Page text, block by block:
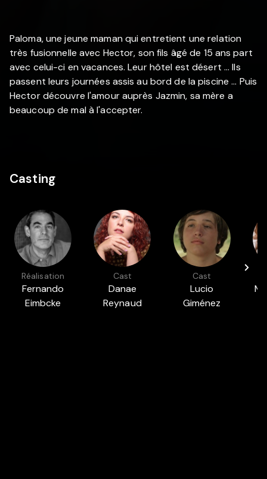
Paloma, une jeune maman qui entretient une relation
très fusionnelle avec Hector, son fils âgé de 15 ans part
avec celui-ci en vacances. Leur hôtel est désert ... Ils
passent leurs journées assis au bord de la piscine ... Puis
Hector découvre l'amour auprès Jazmin, sa mère a
beaucoup de mal à l'accepter.
Casting
Réalisation
Fernando
Eimbcke
Cast
Danae
Reynaud
Cast
Lucio
Giménez